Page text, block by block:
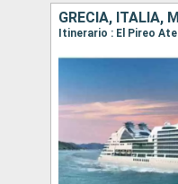
GRECIA, ITALIA,
Itinerario : El Pireo